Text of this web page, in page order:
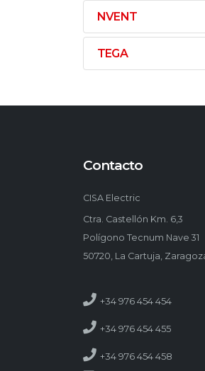
NVENT
TEGA
Contacto
CISA Electric
Ctra. Castellón Km. 6,3
Polígono Tecnum Nave 31
50720, La Cartuja,
+34 976 454 454
+34 976 454 455
+34 976 454 458